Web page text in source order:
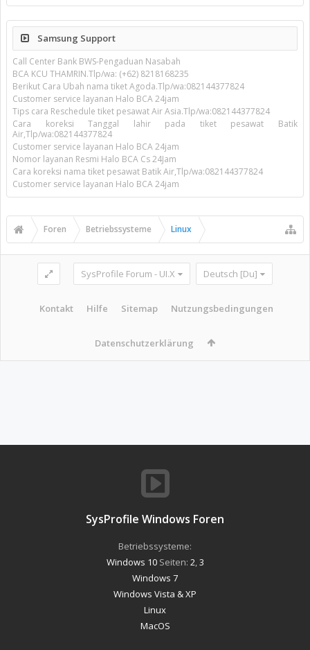
Samsung Support
Call Center Bank BWS-Pengaduan Nasabah
BCA KCU THAMRIN.Tlp/wa: (+62) 8218168235
Berikut Cara Ubah nama tiket Agoda.Tlp/wa:082144377824
Customer service layanan Halo BCA 24jam
Tips cara Reschedule tiket pesawat Air Asia.Tlp/wa:082144377824
Cara koreksi Tanggal lahir pada tiket pesawat Batik
Air,Tlp/wa:082144377824
Customer service layanan Halo BCA 24jam
Nomor layanan Resmi Halo BCA Cs 24Jam
Cara koreksi nama tiket pesawat Batik Air,Tlp/wa:082144377824
Customer service layanan Halo BCA 24jam
Foren Betriebssysteme Linux
SysProfile Forum - UI.X Deutsch [Du]
Kontakt Hilfe Sitemap Nutzungsbedingungen
Datenschutzerklärung
SysProfile Windows Foren
Betriebssysteme:
Windows 10Seiten: 2,3
Windows 7
Windows Vista & XP
Linux
MacOS